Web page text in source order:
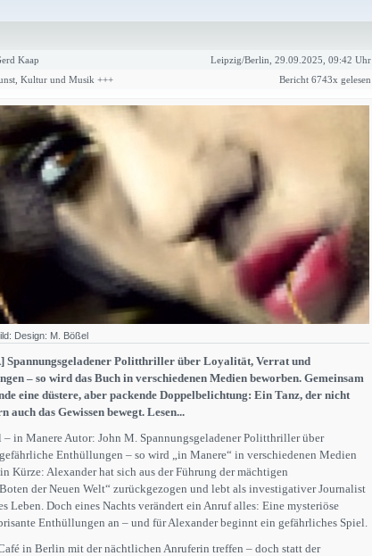
Kaap
Leipzig/Berlin, 29.09.2025, 09:42 Uhr
Kultur und Musik +++
Bericht 6743x gelesen
Design: M. Bößel
Spannungsgeladener Politthriller über Loyalität, Verrat und
– so wird das Buch in verschiedenen Medien beworben. Gemeinsam
eine düstere, aber packende Doppelbelichtung: Ein Tanz, der nicht
auch das Gewissen bewegt. Lesen...
– in Manere Autor: John M. Spannungsgeladener Politthriller über
Enthüllungen – so wird „in Manere“ in verschiedenen Medien
Kürze: Alexander hat sich aus der Führung der mächtigen
der Neuen Welt“ zurückgezogen und lebt als investigativer Journalist
Leben. Doch eines Nachts verändert ein Anruf alles: Eine mysteriöse
Enthüllungen an – und für Alexander beginnt ein gefährliches Spiel.
in Berlin mit der nächtlichen Anruferin treffen – doch statt der